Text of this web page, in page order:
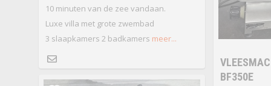
10 minuten van de zee vandaan.
Luxe villa met grote zwembad
3 slaapkamers 2 badkamers meer...
BF350E